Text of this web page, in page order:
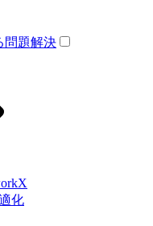
問題解決
化